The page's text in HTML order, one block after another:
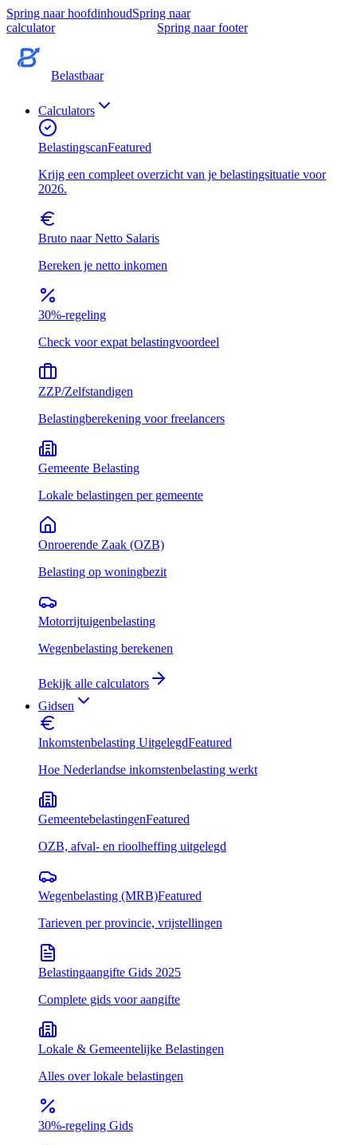
Spring naar hoofdinhoudSpring naar
calculator
Spring naar footer
Belastbaar
Calculators
BelastingscanFeatured
Krijg een compleet overzicht van je belastingsituatie voor
2026.
Bruto naar Netto Salaris
Bereken je netto inkomen
30%-regeling
Check voor expat belastingvoordeel
ZZP/Zelfstandigen
Belastingberekening voor freelancers
Gemeente Belasting
Lokale belastingen per gemeente
Onroerende Zaak (OZB)
Belasting op woningbezit
Motorrijtuigenbelasting
Wegenbelasting berekenen
Bekijk alle calculators
Gidsen
Inkomstenbelasting UitgelegdFeatured
Hoe Nederlandse inkomstenbelasting werkt
GemeentebelastingenFeatured
OZB, afval- en rioolheffing uitgelegd
Wegenbelasting (MRB)Featured
Tarieven per provincie, vrijstellingen
Belastingaangifte Gids 2025
Complete gids voor aangifte
Lokale & Gemeentelijke Belastingen
Alles over lokale belastingen
30%-regeling Gids